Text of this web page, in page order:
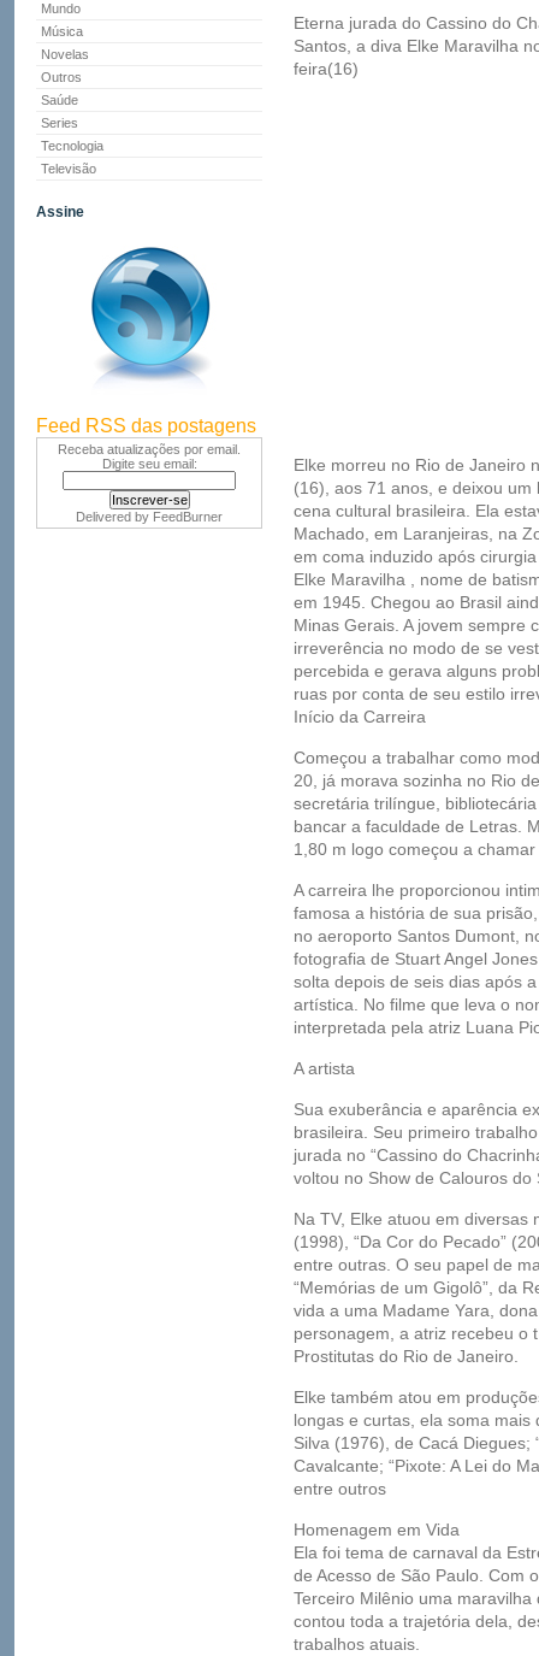
Mundo
Música
Novelas
Outros
Saúde
Series
Tecnologia
Televisão
Assine
Feed RSS das postagens
Receba atualizações por email.
Digite seu email:
Delivered by FeedBurner
Eterna jurada do Cassino do
Santos, a diva Elke Maravilha
feira(16)
Elke morreu no Rio de Janeiro
(16), aos 71 anos, e deixou
cena cultural brasileira. Ela
Machado, em Laranjeiras, na
em coma induzido após
Elke Maravilha , nome de
em 1945. Chegou ao Brasil
Minas Gerais. A jovem sempre
irreverência no modo de se
percebida e gerava alguns
ruas por conta de seu estilo
Início da Carreira
Começou a trabalhar como
20, já morava sozinha no Rio
secretária trilíngue,
bancar a faculdade de Letras.
1,80 m logo começou a
A carreira lhe proporcionou
famosa a história de sua
no aeroporto Santos Dumont,
fotografia de Stuart Angel
solta depois de seis dias após
artística. No filme que leva o
interpretada pela atriz Luana
A artista
Sua exuberância e aparência
brasileira. Seu primeiro
jurada no “Cassino do
voltou no Show de Calouros do
Na TV, Elke atuou em diversas
(1998), “Da Cor do Pecado”
entre outras. O seu papel de
“Memórias de um Gigolô”, da
vida a uma Madame Yara,
personagem, a atriz recebeu o
Prostitutas do Rio de Janeiro.
Elke também atou em
longas e curtas, ela soma mais
Silva (1976), de Cacá Diegues;
Cavalcante; “Pixote: A Lei do
entre outros
Homenagem em Vida
Ela foi tema de carnaval da
de Acesso de São Paulo. Com
Terceiro Milênio uma
contou toda a trajetória dela,
trabalhos atuais.